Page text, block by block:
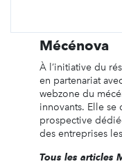
Mécénova
À l’initiative du
en partenariat
webzone du
innovants. Elle
prospective
des entreprises
Tous les articles